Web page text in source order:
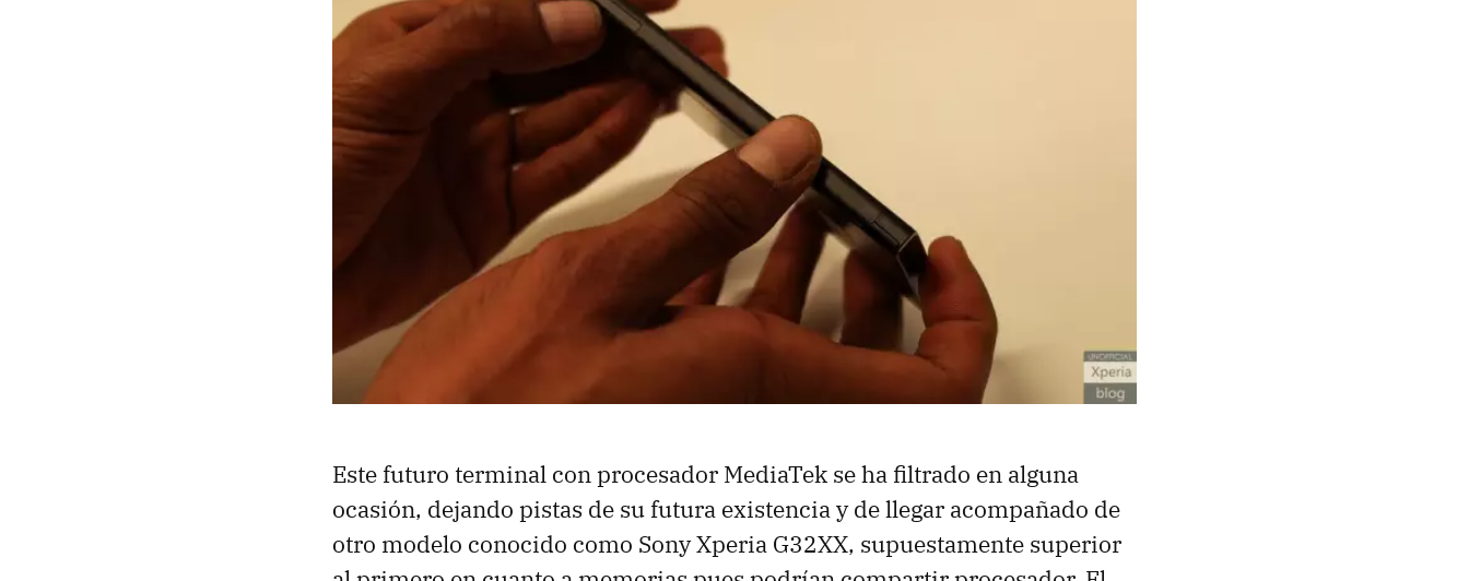
Este futuro terminal con procesador MediaTek se ha filtrado en alguna
ocasión, dejando pistas de su futura existencia y de llegar acompañado de
otro modelo conocido como Sony Xperia G32XX, supuestamente superior